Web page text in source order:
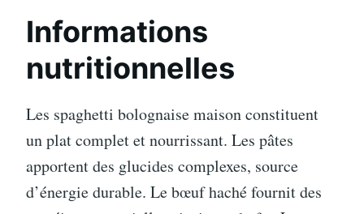
Informations
nutritionnelles
Les spaghetti bolognaise maison constituent
un plat complet et nourrissant. Les pâtes
apportent des glucides complexes, source
d’énergie durable. Le bœuf haché fournit des